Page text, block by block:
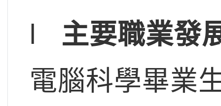
l 主要職業發
電腦科學畢業